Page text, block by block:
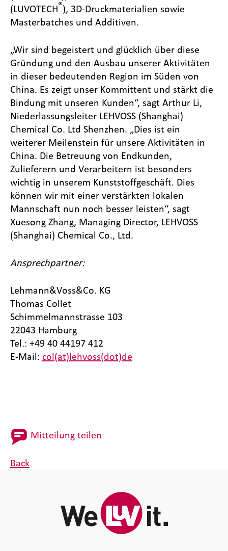
(LUVOTECH®), 3D-Druckmaterialien sowie
Masterbatches und Additiven.
„Wir sind begeistert und glücklich über diese
Gründung und den Ausbau unserer Aktivitäten
in dieser bedeutenden Region im Süden von
China. Es zeigt unser Kommittent und stärkt die
Bindung mit unseren Kunden“, sagt Arthur Li,
Niederlassungsleiter LEHVOSS (Shanghai)
Chemical Co. Ltd Shenzhen. „Dies ist ein
weiterer Meilenstein für unsere Aktivitäten in
China. Die Betreuung von Endkunden,
Zulieferern und Verarbeitern ist besonders
wichtig in unserem Kunststoffgeschäft. Dies
können wir mit einer verstärkten lokalen
Mannschaft nun noch besser leisten“, sagt
Xuesong Zhang, Managing Director, LEHVOSS
(Shanghai) Chemical Co., Ltd.
Ansprechpartner:
Lehmann&Voss&Co. KG
Thomas Collet
Schimmelmannstrasse 103
22043 Hamburg
Tel.: +49 40 44197 412
E-Mail: col(at)lehvoss(dot)de
Mitteilung teilen
Back